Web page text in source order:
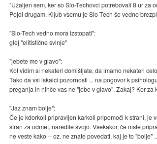
"Užaljen sem, ker so Slo-Techovci potrebovali 8 ur za
Pojdi drugam. Kljub vsemu je Slo-Tech še vedno
"Slo-Tech vedno mora izstopati":
glej "elitistične svinje"
"jebete me v glavo":
Kot vidim si nekateri domišljate, da imamo nekateri
Tako da vsi iskalci pozornosti ... na pogovor k
preganja in nihče vas ne "jebe v glavo". Zakaj? Ker za
"Jaz znam bolje":
Če je kdorkoli pripravljen karkoli pripomoči k strani, je
stran za odmet, naredite svojo. Vsekakor, če niste
ne veste kako -- oz. ne znate povedati, kaj je to "bolje"